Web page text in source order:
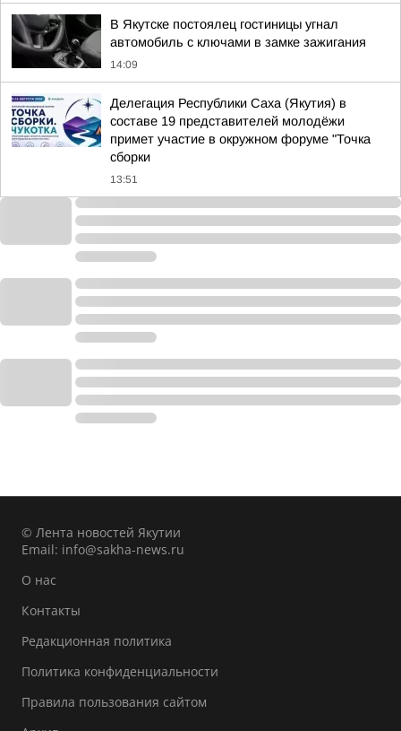
В Якутске постоялец гостиницы угнал
автомобиль с ключами в замке зажигания
14:09
Делегация Республики Саха (Якутия) в
составе 19 представителей молодёжи
примет участие в окружном форуме "Точка
сборки
13:51
© Лента новостей Якутии
Email: info@sakha-news.ru
О нас
Контакты
Редакционная политика
Политика конфиденциальности
Правила пользования сайтом